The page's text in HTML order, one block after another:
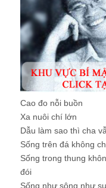
Cao đo nỗi buồn
Xa nuôi chí lớn
Dẫu làm sao thì cha
Sống trên đá không
Sống trong thung
đói
Sống như sông như